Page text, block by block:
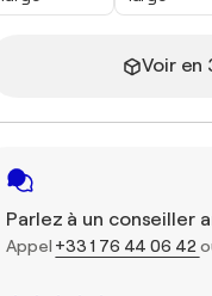
Voir en
Parlez à un conseiller
Appel +33 1 76 44 06 42